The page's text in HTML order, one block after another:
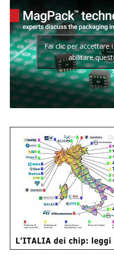
Fai clic per accettare
abilitare